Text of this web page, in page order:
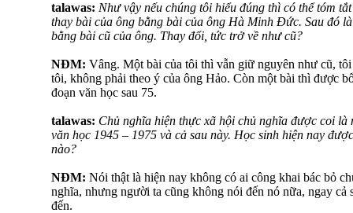
talawas: Như vậy nếu chúng tôi hiểu đúng thì có thể tóm
thay bài của ông bằng bài của ông Hà Minh Đức. Sau đó
bằng bài cũ của ông. Thay đổi, tức trở về như cũ?
NĐM: Vâng. Một bài của tôi thì vẫn giữ nguyên như cũ,
tôi, không phải theo ý của ông Hảo. Còn một bài thì được
đoạn văn học sau 75.
talawas: Chủ nghĩa hiện thực xã hội chủ nghĩa được coi là
văn học 1945 – 1975 và cả sau này. Học sinh hiện nay
nào?
NĐM: Nói thật là hiện nay không có ai công khai bác bỏ
nghĩa, nhưng người ta cũng không nói đến nó nữa, ngay cả
đến.